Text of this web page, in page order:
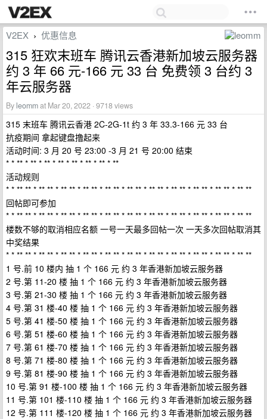
V2EX › 优惠信息
315 狂欢末班车 腾讯云香港新加坡云服务器
约 3 年 66 元-166 元 33 台 免费领 3 台约 3
年云服务器
By leommat Mar 20, 2022 · 9718 views
315 末班车 腾讯云香港 2C-2G-1t 约 3 年 33.3-166 元 33 台
抗疫期间 拿起键盘撸起来
活动时间: 3 月 20 号 23:00 -3 月 21 号 20:00 结束
* * ** * ** * ** * ** * ** * ** * ** * **
活动规则
* * ** ** * ** ** * ** ** * ** ** * ** ** * ** ** * ** ** * ** ** * ** ** * ** ** * ** **
回帖即可参加
* * ** ** * ** ** * ** ** * ** ** * ** ** * ** ** * ** ** * ** ** * ** ** * ** ** * ** **
楼数不够的取消相应名额 一号一天最多回帖一次 一天多次回帖取消其
中奖结果
* * ** ** * ** ** * ** ** * ** ** * ** ** * ** ** * ** ** * ** ** * ** ** * ** ** * ** **
1 号.前 10 楼内 抽 1 个 166 元 约 3 年香港新加坡云服务器
2 号.第 11-20 楼 抽 1 个 166 元 约 3 年香港新加坡云服务器
3 号.第 21-30 楼 抽 1 个 166 元 约 3 年香港新加坡云服务器
4 号.第 31 楼-40 楼 抽 1 个 166 元 约 3 年香港新加坡云服务器
5 号.第 41 楼-50 楼 抽 1 个 166 元 约 3 年香港新加坡云服务器
6 号.第 51 楼-60 楼 抽 1 个 166 元 约 3 年香港新加坡云服务器
7 号.第 61 楼-70 楼 抽 1 个 166 元 约 3 年香港新加坡云服务器
8 号.第 71 楼-80 楼 抽 1 个 166 元 约 3 年香港新加坡云服务器
9 号.第 81 楼-90 楼 抽 1 个 166 元 约 3 年香港新加坡云服务器
10 号.第 91 楼-100 楼 抽 1 个 166 元 约 3 年香港新加坡云服务器
11 号.第 101 楼-110 楼 抽 1 个 166 元 约 3 年香港新加坡云服务器
12 号.第 111 楼-120 楼 抽 1 个 166 元 约 3 年香港新加坡云服务器